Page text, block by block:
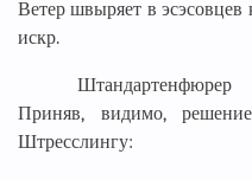
Ветер швыряет в
искр.
Приняв, видимо,
Штресслингу: